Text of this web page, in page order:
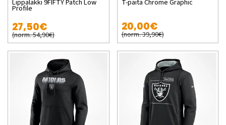
Lippalakki 9FIFTY Patch Low
Profile
27,50€
(norm. 54,90€)
T-paita Chrome Graphic
20,00€
(norm. 39,90€)